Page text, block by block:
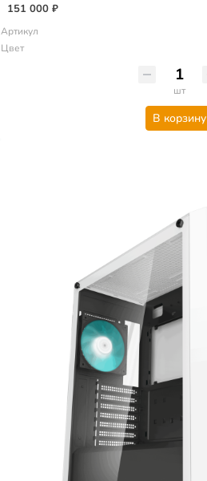
151 000 ₽
Артикул
Цвет
шт
В корзину